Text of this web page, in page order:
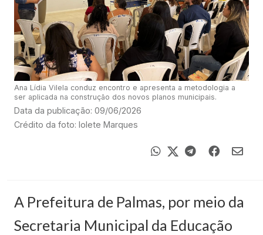
Ana Lídia Vilela conduz encontro e apresenta a metodologia a
ser aplicada na construção dos novos planos municipais.
Data da publicação: 09/06/2026
Crédito da foto: Iolete Marques
A Prefeitura de Palmas, por meio da
Secretaria Municipal da Educação